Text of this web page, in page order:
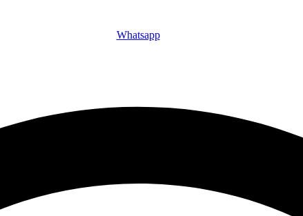
Whatsapp